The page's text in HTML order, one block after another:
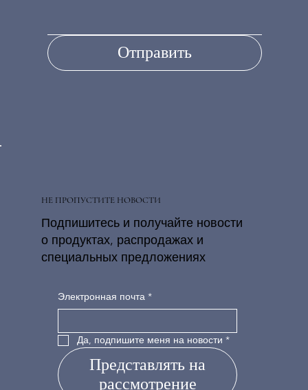
Отправить
НЕ ПРОПУСТИТЕ НОВОСТИ
Подпишитесь и получайте новости
о продуктах, распродажах и
специальных предложениях
Электронная почта *
Да, подпишите меня на новости *
Представлять на
рассмотрение